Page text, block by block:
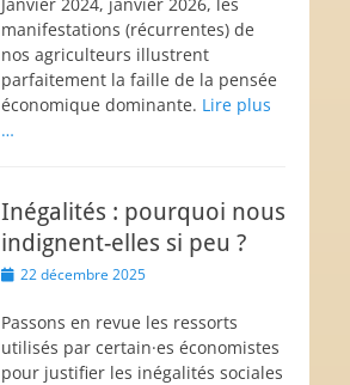
manifestations (récurrentes) de
nos agriculteurs illustrent
parfaitement la faille de la pensée
économique dominante. Lire plus
…
Inégalités : pourquoi nous
indignent-elles si peu ?
Posted
22 décembre 2025
Passons en revue les ressorts
utilisés par certain·es économistes
pour justifier les inégalités sociales